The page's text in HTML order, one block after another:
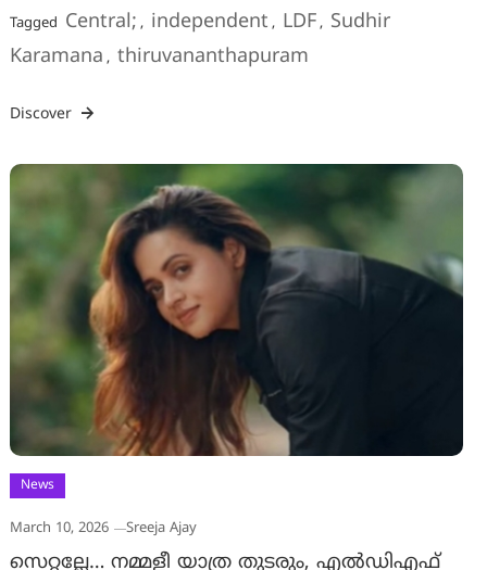
Tagged Central; , independent , LDF, Sudhir
Karamana , thiruvananthapuram
Discover
News
March 10, 2026 Sreeja Ajay
സെറ്റല്ലേ… നമ്മളീ യാത്ര തുടരും, എൽഡിഎഫ്